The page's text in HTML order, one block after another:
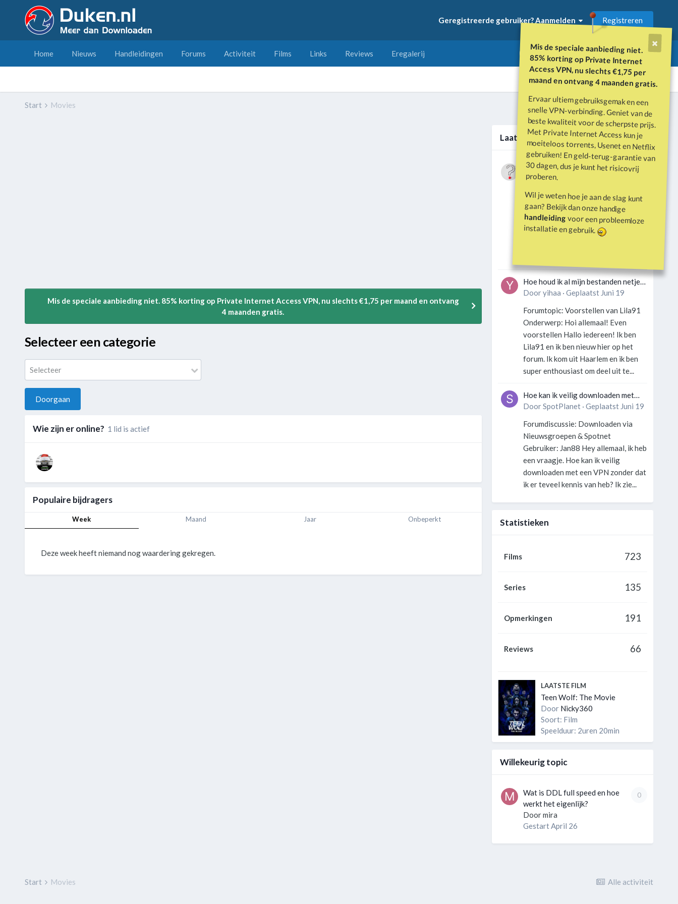
Mis de speciale aanbieding niet.
85% korting op Private Internet
Access VPN, nu slechts €1,75 per
maand en ontvang 4 maanden gratis.
Ervaar ultiem gebruiksgemak en een
snelle VPN-verbinding. Geniet van de
beste kwaliteit voor de scherpste prijs.
Met Private Internet Access kun je
moeiteloos torrents, Usenet en Netflix
gebruiken! En geld-terug-garantie van
30 dagen, dus je kunt het risicovrij
proberen.
Wil je weten hoe je aan de slag kunt
gaan? Bekijk dan onze handige
handleidingvoor een probleemloze
installatie en gebruik.
Geregistreerde gebruiker? Aanmelden Registreren
Home Nieuws Handleidingen Forums Activiteit Films Links Reviews Eregalerij
Alle activiteit
Start Movies
Mis de speciale aanbieding niet. 85% korting op Private Internet Access VPN, nu slechts €1,75 per maand en ontvang
4 maanden gratis.
Selecteer een categorie
Selecteer
Doorgaan
Wie zijn er online? 1 lid is actief
Populaire bijdragers
Week Maand Jaar Onbeperkt
Deze week heeft niemand nog waardering gekregen.
Laatste berichten
Wat is er gebeurd met Davey Hearn
en de vandalisatie van het
Washington Reflecting Pool?
DoorVraagbaak
Forumdiscussie: Davey Hearn:
Former Olympian Denies Vandalising
Washington Reflecting Pool
Gebruiker: SportFan123 Hey
Hoe houd ik al mijn bestanden netjes
georganiseerd zonder gek te
Dooryihaa · Geplaatst Juni 19
Forumtopic: Voorstellen van Lila91
Onderwerp: Hoi allemaal! Even
voorstellen Hallo iedereen! Ik ben
Lila91 en ik ben nieuw hier op het
forum. Ik kom uit Haarlem en ik ben
super enthousiast om deel uit te...
Hoe kan ik veilig downloaden met
een VPN zonder technische kennis?
DoorSpotPlanet· Geplaatst Juni 19
Forumdiscussie: Downloaden via
Nieuwsgroepen & Spotnet
Gebruiker: Jan88 Hey allemaal, ik heb
een vraagje. Hoe kan ik veilig
downloaden met een VPN zonder dat
ik er teveel kennis van heb? Ik zie...
Statistieken
Films 723
Series 135
Opmerkingen 191
Reviews 66
LAATSTE FILM
Teen Wolf: The Movie
Door Nicky360
Soort: Film
Speelduur: 2uren 20min
Willekeurig topic
0
Wat is DDL full speed en hoe
werkt het eigenlijk?
Doormira
GestartApril 26
Alle activiteit
Start Movies